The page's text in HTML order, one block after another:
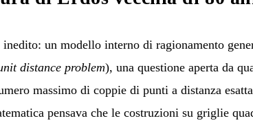
un modello interno di ragionamento
distance problem), una questione aperta da
massimo di coppie di punti a distanza
pensava che le costruzioni su griglie